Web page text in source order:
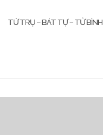
TỨ TRỤ – BÁT TỰ – TỬ BÌNH